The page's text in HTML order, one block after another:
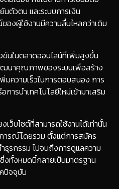
ตัวตน และระบบการเงิน
งผู้ใช้งานมีความลื่นไหลกว่าเดิม
ในตลาดออนไลน์ที่เพิ่มสูงขึ้น
นาคุณภาพของระบบเพื่อสร้าง
มความเร็วในการตอบสนอง การ
ารนำเทคโนโลยีใหม่เข้ามาเสริม
ว็บไซต์ที่สามารถใช้งานได้เท่านั้น
ารณ์โดยรวม ตั้งแต่การสมัคร
รกรรม ไปจนถึงการดูแลความ
ทั้งหมดนี้กลายเป็นมาตรฐาน
ปัจจุบัน